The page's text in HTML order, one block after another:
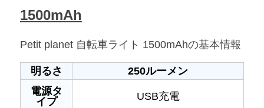
1500mAh
Petit planet 自転車ライト 1500mAhの基本情報
明るさ
250ルーメン
電源タ
イプ
USB充電